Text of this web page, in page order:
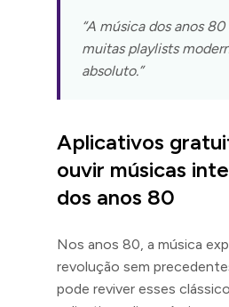
“A música dos anos 80
muitas playlists
absoluto.”
Aplicativos
ouvir músicas
dos anos 80
Nos anos 80, a música
revolução sem
pode reviver esses